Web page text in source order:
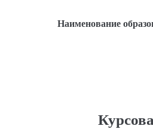
Наименование